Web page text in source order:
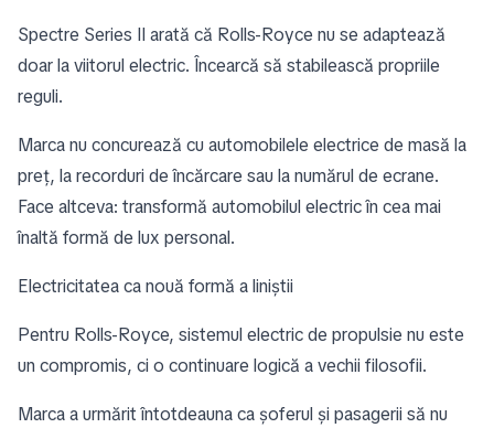
Spectre Series II arată că Rolls-Royce nu se adaptează
doar la viitorul electric. Încearcă să stabilească propriile
reguli.
Marca nu concurează cu automobilele electrice de masă la
preț, la recorduri de încărcare sau la numărul de ecrane.
Face altceva: transformă automobilul electric în cea mai
înaltă formă de lux personal.
Electricitatea ca nouă formă a liniștii
Pentru Rolls-Royce, sistemul electric de propulsie nu este
un compromis, ci o continuare logică a vechii filosofii.
Marca a urmărit întotdeauna ca șoferul și pasagerii să nu